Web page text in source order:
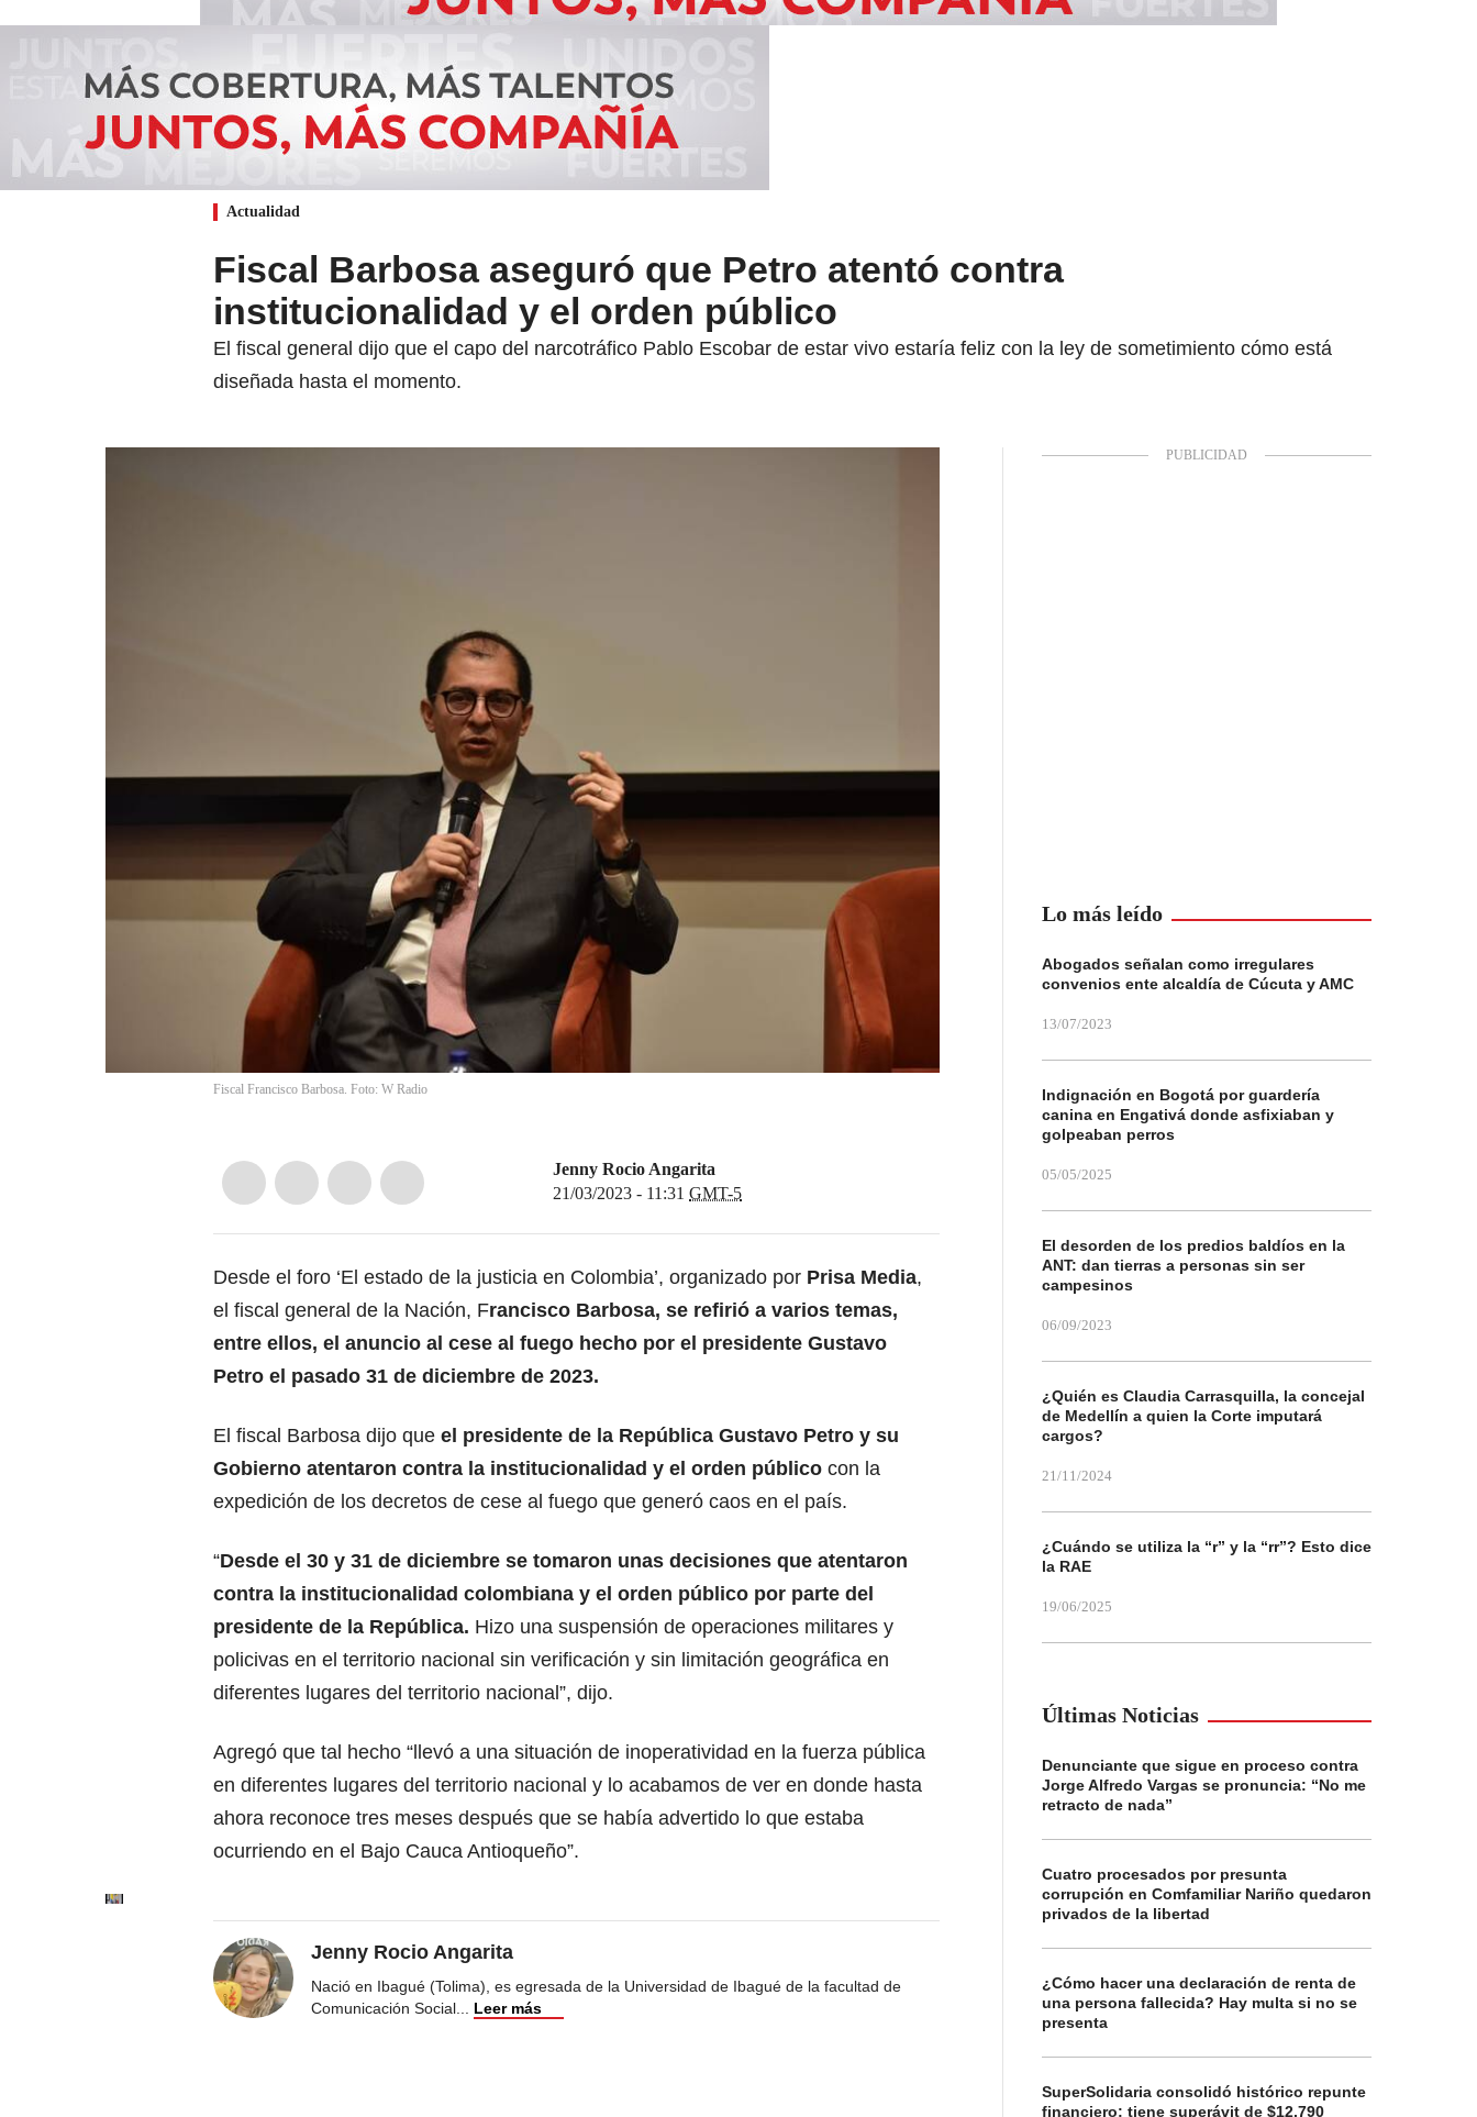
Actualidad
Fiscal Barbosa aseguró que Petro atentó contra
institucionalidad y el orden público
El fiscal general dijo que el capo del narcotráfico Pablo Escobar de estar vivo estaría feliz con la ley de sometimiento cómo está
diseñada hasta el momento.
Fiscal Francisco Barbosa. Foto: W Radio
Jenny Rocio Angarita
21/03/2023 - 11:31 GMT-5
Desde el foro ‘El estado de la justicia en Colombia’, organizado por Prisa Media,
el fiscal general de la Nación, Francisco Barbosa, se refirió a varios temas,
entre ellos, el anuncio al cese al fuego hecho por el presidente Gustavo
Petro el pasado 31 de diciembre de 2023.
El fiscal Barbosa dijo que el presidente de la República Gustavo Petro y su
Gobierno atentaron contra la institucionalidad y el orden público con la
expedición de los decretos de cese al fuego que generó caos en el país.
“Desde el 30 y 31 de diciembre se tomaron unas decisiones que atentaron
contra la institucionalidad colombiana y el orden público por parte del
presidente de la República. Hizo una suspensión de operaciones militares y
policivas en el territorio nacional sin verificación y sin limitación geográfica en
diferentes lugares del territorio nacional”, dijo.
Agregó que tal hecho “llevó a una situación de inoperatividad en la fuerza pública
en diferentes lugares del territorio nacional y lo acabamos de ver en donde hasta
ahora reconoce tres meses después que se había advertido lo que estaba
ocurriendo en el Bajo Cauca Antioqueño”.
Jenny Rocio Angarita
Nació en Ibagué (Tolima), es egresada de la Universidad de Ibagué de la facultad de
Comunicación Social... Leer más
Lo más leído
Abogados señalan como irregulares
convenios ente alcaldía de Cúcuta y AMC
13/07/2023
Indignación en Bogotá por guardería
canina en Engativá donde asfixiaban y
golpeaban perros
05/05/2025
El desorden de los predios baldíos en la
ANT: dan tierras a personas sin ser
campesinos
06/09/2023
¿Quién es Claudia Carrasquilla, la concejal
de Medellín a quien la Corte imputará
cargos?
21/11/2024
¿Cuándo se utiliza la “r” y la “rr”? Esto dice
la RAE
19/06/2025
Últimas Noticias
Denunciante que sigue en proceso contra
Jorge Alfredo Vargas se pronuncia: “No me
retracto de nada”
Cuatro procesados por presunta
corrupción en Comfamiliar Nariño quedaron
privados de la libertad
¿Cómo hacer una declaración de renta de
una persona fallecida? Hay multa si no se
presenta
SuperSolidaria consolidó histórico repunte
financiero: tiene superávit de $12.790